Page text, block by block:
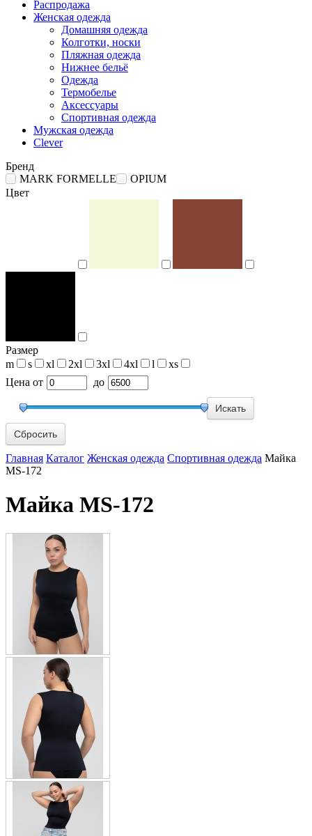
Распродажа
Женская одежда
Домашняя одежда
Колготки, носки
Пляжная одежда
Нижнее бельё
Одежда
Термобелье
Аксессуары
Спортивная одежда
Мужская одежда
Clever
Бренд
MARK FORMELLE
OPIUM
Цвет
Размер
m
s xl 2xl 3xl 4xl l
xs
Цена от до
Сбросить
Главная Каталог Женская одежда Спортивная одежда Майка
MS-172
Майка MS-172